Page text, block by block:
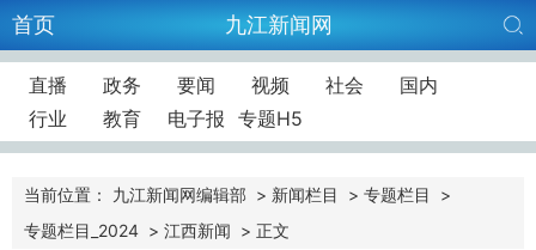
首页 九江新闻网
直播 政务 要闻 视频 社会
国内
行业
教育 电子报 专题H5
当前位置： 九江新闻网编辑部 > 新闻栏目 > 专题栏目
>
专题栏目_2024 > 江西新闻 > 正文